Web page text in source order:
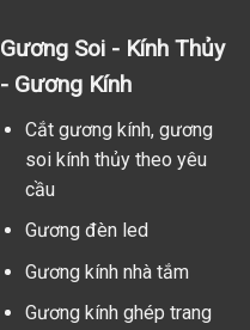
Gương Soi - Kính Thủy
- Gương Kính
Cắt gương kính, gương
soi kính thủy theo yêu
cầu
Gương đèn led
Gương kính nhà tắm
Gương kính ghép trang